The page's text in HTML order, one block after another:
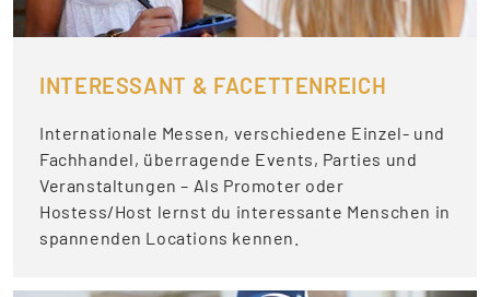
INTERESSANT & FACETTENREICH
Internationale Messen, verschiedene Einzel- und
Fachhandel, überragende Events, Parties und
Veranstaltungen – Als Promoter oder
Hostess/Host lernst du interessante Menschen in
spannenden Locations kennen.